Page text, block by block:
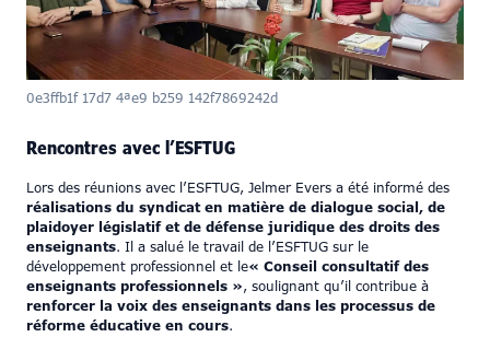
0e3ffb1f 17d7 4ae9 b259 142f7869242d
Rencontres avec l’ESFTUG
Lors des réunions avec l’ESFTUG, Jelmer Evers a été informé des
réalisations du syndicat en matière de dialogue social, de
plaidoyer législatif et de défense juridique des droits des
enseignants. Il a salué le travail de l’ESFTUG sur le
développement professionnel et le« Conseil consultatif des
enseignants professionnels », soulignant qu’il contribue à
renforcer la voix des enseignants dans les processus de
réforme éducative en cours.